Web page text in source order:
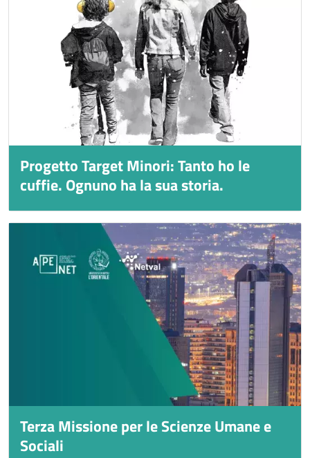
Titolo
Progetto Target Minori: Tanto ho le
cuffie. Ognuno ha la sua storia.
Titolo
Terza Missione per le Scienze Umane e
Sociali